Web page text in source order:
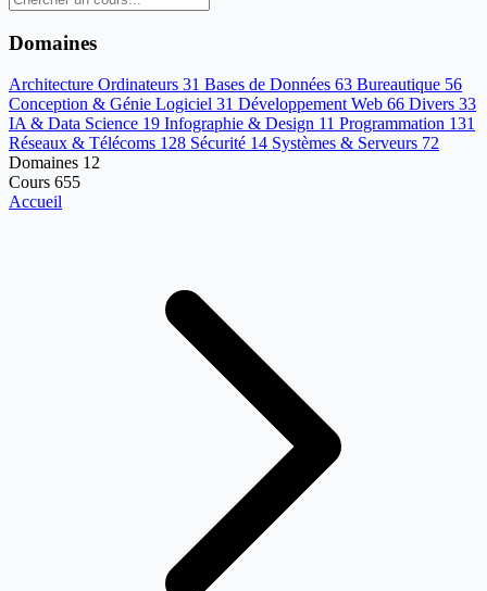
Domaines
Architecture Ordinateurs 31 Bases de Données 63 Bureautique 56
Conception & Génie Logiciel 31 Développement Web 66 Divers 33
IA & Data Science 19 Infographie & Design 11 Programmation 131
Réseaux & Télécoms 128 Sécurité 14 Systèmes & Serveurs 72
Domaines 12
Cours 655
Accueil